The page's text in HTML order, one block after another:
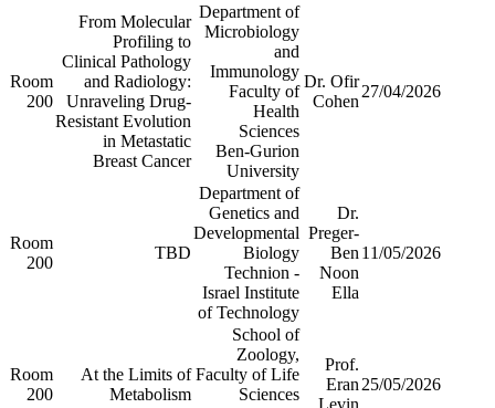
27/04/2026
Dr. Ofir
Cohen
Department of
Microbiology
and
Immunology
Faculty of
Health
Sciences
Ben-Gurion
University
From Molecular
Profiling to
Clinical Pathology
and Radiology:
Unraveling Drug-
Resistant Evolution
in Metastatic
Breast Cancer
Room
200
11/05/2026
Dr.
Preger-
Ben
Noon
Ella
Department of
Genetics and
Developmental
Biology
Technion -
Israel Institute
of Technology
TBD
Room
200
25/05/2026
Prof.
Eran
Levin
School of
Zoology,
Faculty of Life
Sciences
At the Limits of
Metabolism
Room
200